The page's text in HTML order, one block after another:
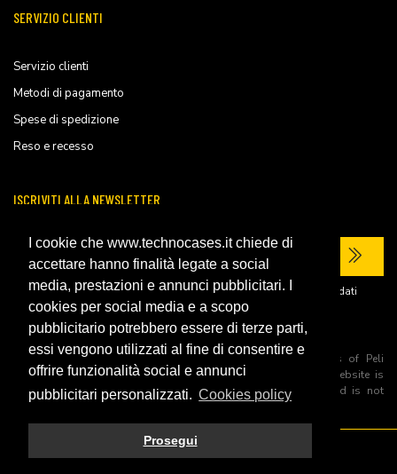
I cookie che www.technocases.it chiede di
accettare hanno finalità legate a social
media, prestazioni e annunci pubblicitari. I
cookies per social media e a scopo
pubblicitario potrebbero essere di terze parti,
essi vengono utilizzati al fine di consentire e
offrire funzionalità social e annunci
pubblicitari personalizzati. Cookies policy
Prosegui
SERVIZIO CLIENTI
Servizio clienti
Metodi di pagamento
Spese di spedizione
Reso e recesso
ISCRIVITI ALLA NEWSLETTER
Ho letto laprivacy policy del sito e acconsento al trattamento dei miei dati
personali per ricevere comunicazioni commerciali.
All trademarks are registered and/or unregistered trademarks of Peli
Products, S.L.U. its parents, subsiadiries and affiliates. This website is
independently owned and operated by Technopartner SRL and is not
owned by Peli Products, S.L.U
© 2026 Technopartner SRL - All rights reserved